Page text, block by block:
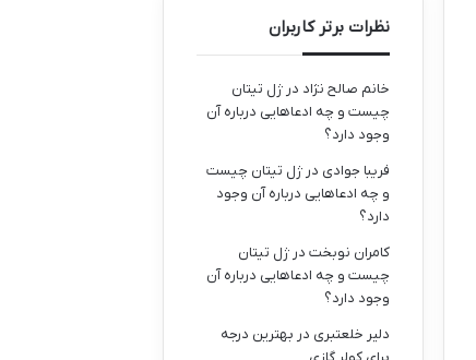
نظرات برتر کاربران
خانم صالح نژاد در ژل تیتان
چیست و چه ادعاهایی درباره آن
وجود دارد؟
فریبا جوادی در ژل تیتان چیست
و چه ادعاهایی درباره آن وجود
دارد؟
کامران نوبختدر ژل تیتان
چیست و چه ادعاهایی درباره آن
وجود دارد؟
دلیر خلعتبری در بهترین درجه